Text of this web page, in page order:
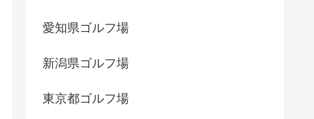
愛知県ゴルフ場
新潟県ゴルフ場
東京都ゴルフ場